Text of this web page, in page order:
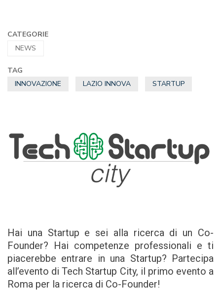
CATEGORIE
NEWS
TAG
INNOVAZIONE
LAZIO INNOVA STARTUP
Hai una Startup e sei alla ricerca di un Co-
Founder? Hai competenze professionali e ti
piacerebbe entrare in una Startup? Partecipa
all’evento di Tech Startup City, il primo evento a
Roma per la ricerca di Co-Founder!